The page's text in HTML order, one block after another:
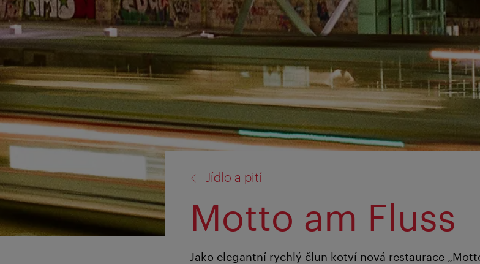
Jídlo a pití
Motto am Fluss
Jako elegantní rychlý člun kotví nová restaurace